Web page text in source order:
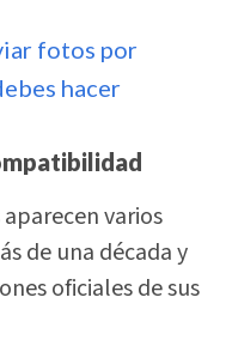
fotos por
hacer
varios
de una década y
oficiales de sus